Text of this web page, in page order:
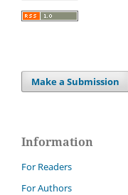
Make a Submission
Information
For Readers
For Authors